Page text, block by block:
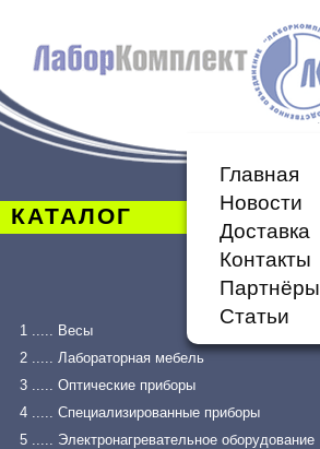
КАТАЛОГ
Главная
Новости
Доставка
Контакты
Партнёры
Статьи
1 ..... Весы
2 ..... Лабораторная мебель
3 ..... Оптические приборы
4 ..... Специализированные приборы
5 ..... Электронагревательное оборудование